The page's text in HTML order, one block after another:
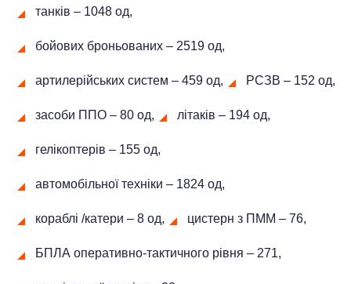
танків ‒ 1048 од,
бойових броньованих ‒ 2519 од,
артилерійських систем – 459 од, РСЗВ ‒ 152 од,
засоби ППО ‒ 80 од, літаків – 194 од,
гелікоптерів – 155 од,
автомобільної техніки ‒ 1824 од,
кораблі /катери ‒ 8 од, цистерн з ПММ ‒ 76,
БПЛА оперативно-тактичного рівня ‒ 271,